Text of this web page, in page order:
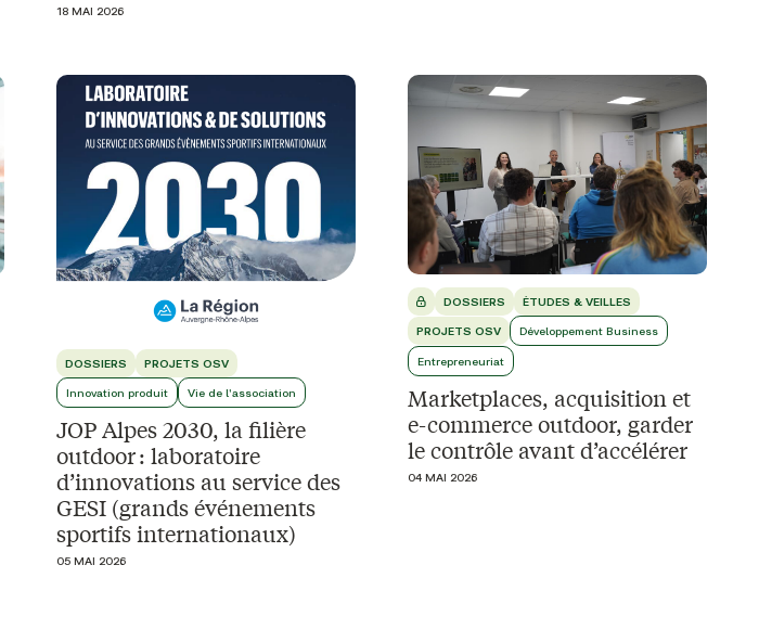
18 MAI 2026
DOSSIERS PROJETS OSV
Innovation produit Vie de l'association
JOP Alpes 2030, la filière
outdoor : laboratoire
d’innovations au service des
GESI (grands événements
sportifs internationaux)
05 MAI 2026
DOSSIERS ÉTUDES & VEILLES
PROJETS OSV Développement Business
Entrepreneuriat
Marketplaces, acquisition et
e-commerce outdoor, garder
le contrôle avant d’accélérer
04 MAI 2026